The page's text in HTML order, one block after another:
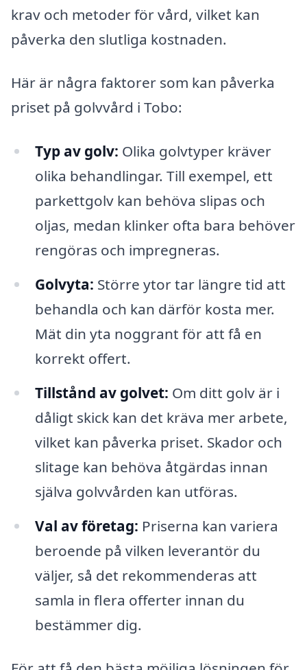
krav och metoder för vård, vilket kan
påverka den slutliga kostnaden.
Här är några faktorer som kan påverka
priset på golvvård i Tobo:
Typ av golv: Olika golvtyper kräver
olika behandlingar. Till exempel, ett
parkettgolv kan behöva slipas och
oljas, medan klinker ofta bara behöver
rengöras och impregneras.
Golvyta: Större ytor tar längre tid att
behandla och kan därför kosta mer.
Mät din yta noggrant för att få en
korrekt offert.
Tillstånd av golvet: Om ditt golv är i
dåligt skick kan det kräva mer arbete,
vilket kan påverka priset. Skador och
slitage kan behöva åtgärdas innan
själva golvvården kan utföras.
Val av företag: Priserna kan variera
beroende på vilken leverantör du
väljer, så det rekommenderas att
samla in flera offerter innan du
bestämmer dig.